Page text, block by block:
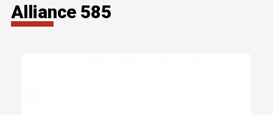
Alliance 585